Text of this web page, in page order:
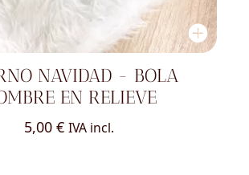
NAVIDAD - BOLA
EN RELIEVE
5,00 € IVA incl.